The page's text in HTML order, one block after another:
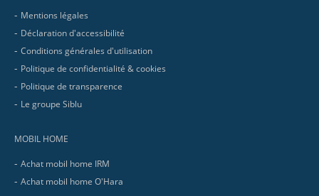
Mentions légales
Déclaration d'accessibilité
Conditions générales d'utilisation
Politique de confidentialité & cookies
Politique de transparence
Le groupe Siblu
MOBIL HOME
Achat mobil home IRM
Achat mobil home O'Hara